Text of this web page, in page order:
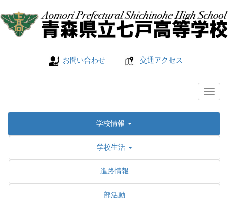
お問い合わせ 交通アクセス
学校情報
学校生活
進路情報
部活動